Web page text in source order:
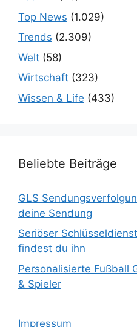
Top News (1.029)
Trends (2.309)
Welt (58)
Wirtschaft (323)
Wissen & Life (433)
Beliebte Beiträge
GLS
deine Sendung
Seriöser
findest du ihn
Personalisierte Fußball
& Spieler
Impressum